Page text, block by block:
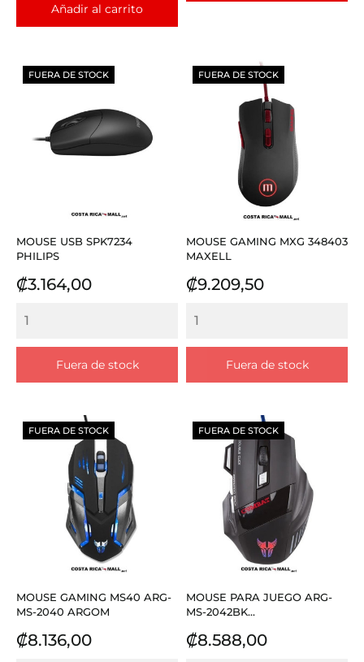
Añadir al carrito
MOUSE USB SPK7234
PHILIPS
Precio
₡3.164,00
Fuera de stock
FUERA DE STOCK
MOUSE GAMING MXG 348403
MAXELL
Precio
₡9.209,50
Fuera de stock
FUERA DE STOCK
MOUSE GAMING MS40 ARG-
MS-2040 ARGOM
Precio
₡8.136,00
FUERA DE STOCK
MOUSE PARA JUEGO ARG-
MS-2042BK...
Precio
₡8.588,00
FUERA DE STOCK